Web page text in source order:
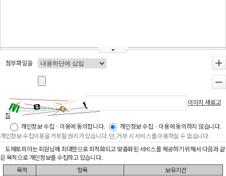
첨부파일을
이미지 새로고
침
개인정보 수집ㆍ이용에 동의합니다.
개인정보 수집ㆍ이용에 동의하지 않습니다.
개인정보 수집이용을 거부할 권리가 있습니다. 단, 거부 시 서비스를 이용하실 수 없습니다.
도매토피아는 회원님께 최대한으로 최적화되고 맞춤화된 서비스를 제공하기 위해서 다음과 같
은 목적으로 개인정보를 수집하고 있습니다.
목적
항목
보유기간